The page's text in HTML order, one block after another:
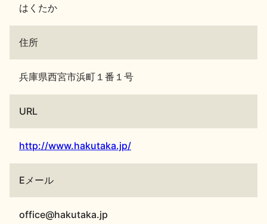
はくたか
住所
兵庫県西宮市浜町１番１号
URL
http://www.hakutaka.jp/
Eメール
office@hakutaka.jp